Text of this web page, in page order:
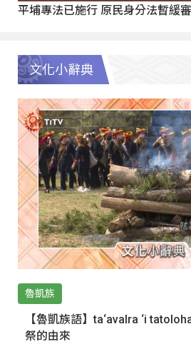
平埔專法已施行 原民身分法暫緩
文化小辭典
魯凱族
【魯凱族語】ta‘avalra ‘i
祭的由來